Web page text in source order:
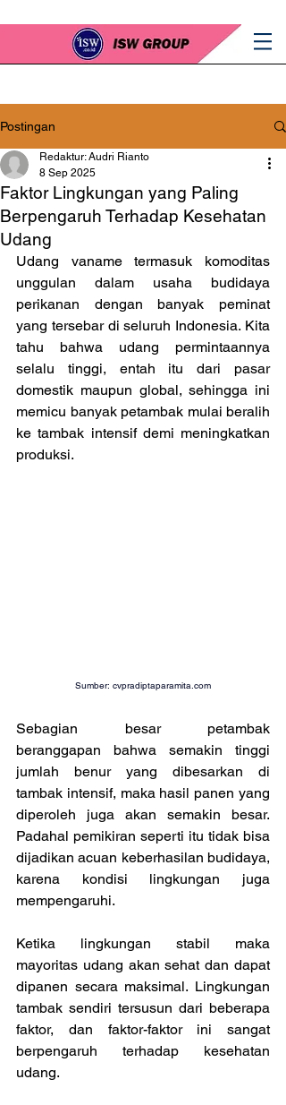
Postingan
Faktor Lingkungan yang Paling
Berpengaruh Terhadap Kesehatan
Udang
Redaktur: Audri Rianto
8 Sep 2025
Udang vaname termasuk komoditas
unggulan dalam usaha budidaya
perikanan dengan banyak peminat
yang tersebar di seluruh Indonesia. Kita
tahu bahwa udang permintaannya
selalu tinggi, entah itu dari pasar
domestik maupun global, sehingga ini
memicu banyak petambak mulai beralih
ke tambak intensif demi meningkatkan
produksi.
Sumber: cvpradiptaparamita.com
Sebagian besar petambak
beranggapan bahwa semakin tinggi
jumlah benur yang dibesarkan di
tambak intensif, maka hasil panen yang
diperoleh juga akan semakin besar.
Padahal pemikiran seperti itu tidak bisa
dijadikan acuan keberhasilan budidaya,
karena kondisi lingkungan juga
mempengaruhi.
Ketika lingkungan stabil maka
mayoritas udang akan sehat dan dapat
dipanen secara maksimal. Lingkungan
tambak sendiri tersusun dari beberapa
faktor, dan faktor-faktor ini sangat
berpengaruh terhadap kesehatan
udang.